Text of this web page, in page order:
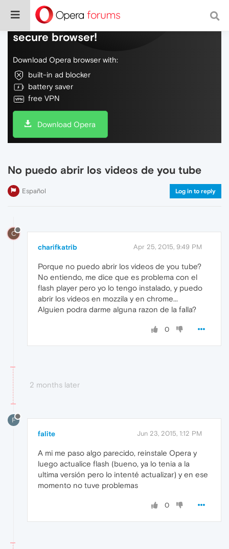
Do more on the web, with a fast and
secure browser!
Download Opera browser with:
built-in ad blocker
battery saver
free VPN
Download Opera
No puedo abrir los videos de you tube
Español Log in to reply
C
charifkatrib Apr 25, 2015, 9:49 PM
Porque no puedo abrir los videos de you tube?
No entiendo, me dice que es problema con el
flash player pero yo lo tengo instalado, y puedo
abrir los videos en mozzila y en chrome...
Alguien podra darme alguna razon de la falla?
0
2 months later
F
falite Jun 23, 2015, 1:12 PM
A mi me paso algo parecido, reinstale Opera y
luego actualice flash (bueno, ya lo tenia a la
ultima versión pero lo intenté actualizar) y en ese
momento no tuve problemas
0